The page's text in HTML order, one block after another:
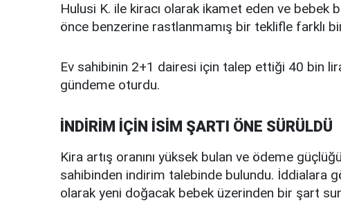
Hulusi K. ile kiracı olarak ikamet eden ve bebek
önce benzerine rastlanmamış bir teklifle farklı
Ev sahibinin 2+1 dairesi için talep ettiği 40 bin
gündeme oturdu.
İNDİRİM İÇİN İSİM ŞARTI ÖNE SÜRÜLDÜ
Kira artış oranını yüksek bulan ve ödeme
sahibinden indirim talebinde bulundu. İddialara
olarak yeni doğacak bebek üzerinden bir şart